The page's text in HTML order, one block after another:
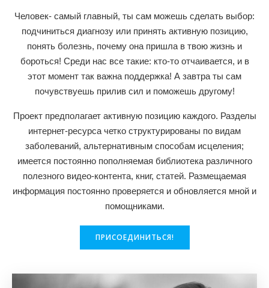
Человек- самый главный, ты сам можешь сделать выбор:
подчиниться диагнозу или принять активную позицию,
понять болезнь, почему она пришла в твою жизнь и
бороться! Среди нас все такие: кто-то отчаивается, и в
этот момент так важна поддержка! А завтра ты сам
почувствуешь прилив сил и поможешь другому!
Проект предполагает активную позицию каждого. Разделы
интернет-ресурса четко структурированы по видам
заболеваний, альтернативным способам исцеления;
имеется постоянно пополняемая библиотека различного
полезного видео-контента, книг, статей. Размещаемая
информация постоянно проверяется и обновляется мной и
помощниками.
ПРИСОЕДИНИТЬСЯ!